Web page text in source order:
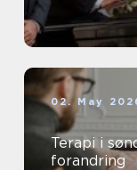
02. May
Terapi i
forandring